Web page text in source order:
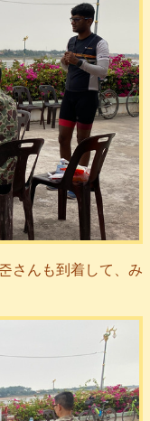
さんも到着して、み